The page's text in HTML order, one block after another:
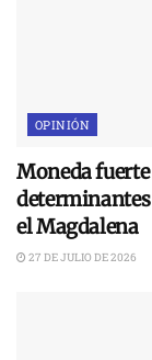
OPINIÓN
Moneda
determinantes
el Magdalena
27 DE JULIO DE 2026